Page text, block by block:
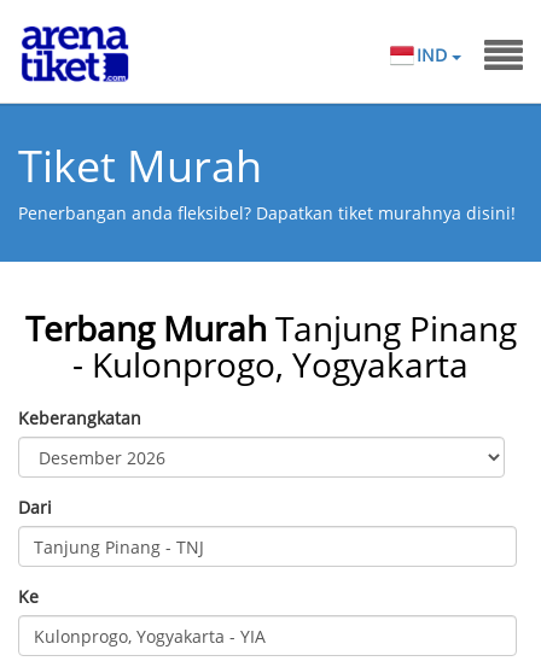
IND
Tiket Murah
Penerbangan anda fleksibel? Dapatkan tiket murahnya disini!
Terbang MurahTanjung Pinang
- Kulonprogo, Yogyakarta
Keberangkatan
Dari
Ke